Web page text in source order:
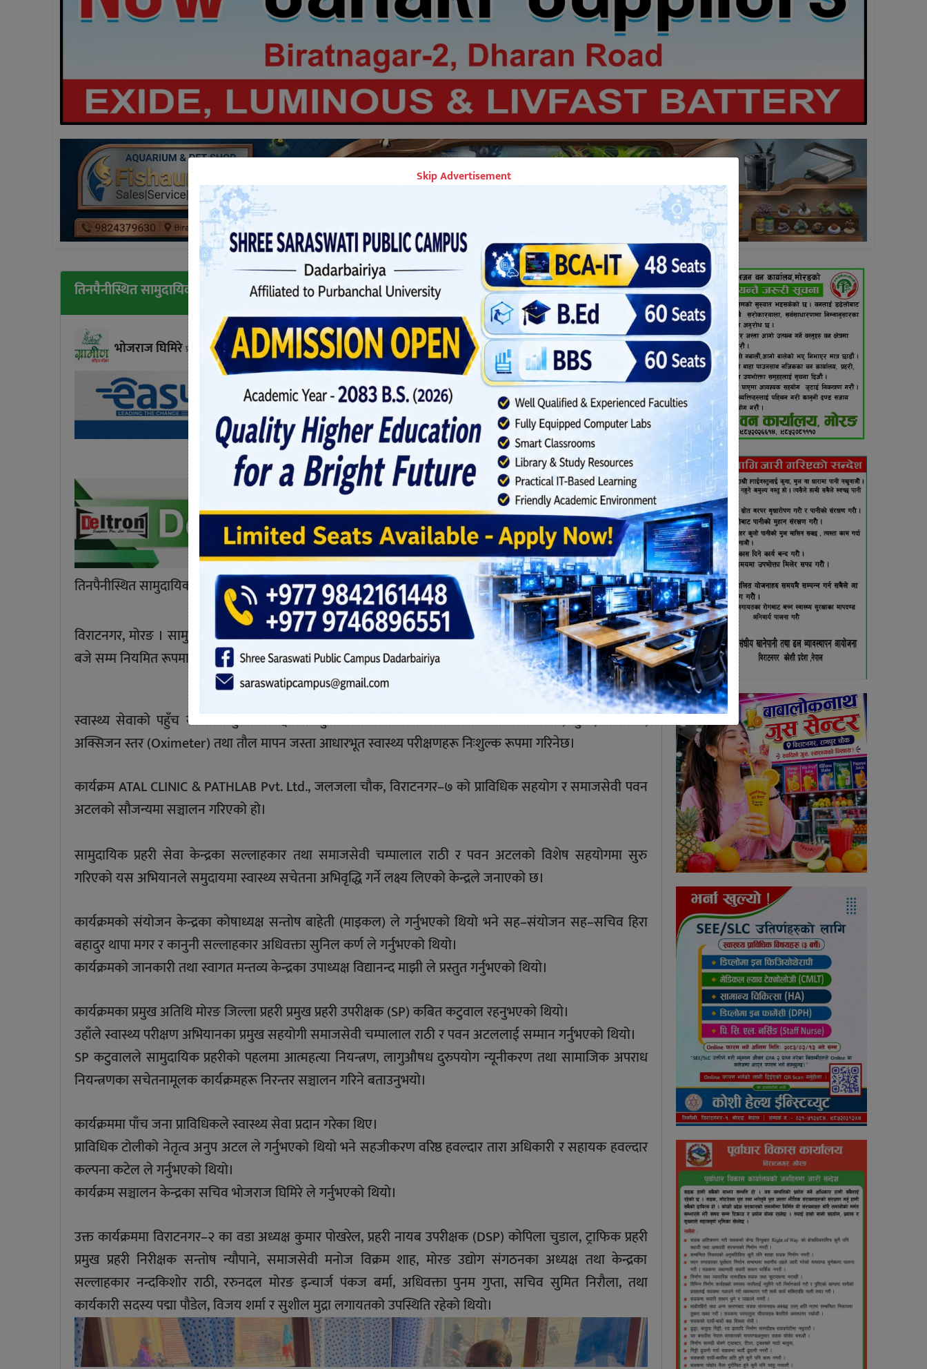
तिनपैनीस्थित सामुदायिक प्रहरीले सुरु गर्‍यो निःशुल्क स्वास्थ्य परीक्षण कार्यक्रम
भोजराज घिमिरेप्रकाशित शनिबार, कार्तिक २२, २०८२
तिनपैनीस्थित सामुदायिक प्रहरीले सुरु गर्‍यो निःशुल्क स्वास्थ्य परीक्षण कार्यक्रम
विराटनगर, मोरङ । सामुदायिक प्रहरी सेवा केन्द्र, तिनपैनी चोक, विराटनगर–२ को पहलमा प्रत्येक शनिबार बिहान ७ देखि ९
बजे सम्म नियमित रूपमा निःशुल्क स्वास्थ्य परीक्षण कार्यक्रम सञ्चालन हुने भएको छ।
स्वास्थ्य सेवाको पहुँच सबैसम्म पुर्‍याउने उद्देश्यले सुरु गरिएको यस कार्यक्रम अन्तर्गत उच्च रक्तचाप, सुगर, पल्स रेट,
अक्सिजन स्तर (Oximeter) तथा तौल मापन जस्ता आधारभूत स्वास्थ्य परीक्षणहरू निःशुल्क रूपमा गरिनेछ।
कार्यक्रम ATAL CLINIC & PATHLAB Pvt. Ltd., जलजला चौक, विराटनगर–७ को प्राविधिक सहयोग र समाजसेवी पवन
अटलको सौजन्यमा सञ्चालन गरिएको हो।
सामुदायिक प्रहरी सेवा केन्द्रका सल्लाहकार तथा समाजसेवी चम्पालाल राठी र पवन अटलको विशेष सहयोगमा सुरु
गरिएको यस अभियानले समुदायमा स्वास्थ्य सचेतना अभिवृद्धि गर्ने लक्ष्य लिएको केन्द्रले जनाएको छ।
कार्यक्रमको संयोजन केन्द्रका कोषाध्यक्ष सन्तोष बाहेती (माइकल) ले गर्नुभएको थियो भने सह–संयोजन सह–सचिव हिरा
बहादुर थापा मगर र कानुनी सल्लाहकार अधिवक्ता सुनिल कर्ण ले गर्नुभएको थियो।
कार्यक्रमको जानकारी तथा स्वागत मन्तव्य केन्द्रका उपाध्यक्ष विद्यानन्द माझी ले प्रस्तुत गर्नुभएको थियो।
कार्यक्रमका प्रमुख अतिथि मोरङ जिल्ला प्रहरी प्रमुख प्रहरी उपरीक्षक (SP) कबित कटुवाल रहनुभएको थियो।
उहाँले स्वास्थ्य परीक्षण अभियानका प्रमुख सहयोगी समाजसेवी चम्पालाल राठी र पवन अटललाई सम्मान गर्नुभएको थियो।
SP कटुवालले सामुदायिक प्रहरीको पहलमा आत्महत्या नियन्त्रण, लागुऔषध दुरुपयोग न्यूनीकरण तथा सामाजिक अपराध
नियन्त्रणका सचेतनामूलक कार्यक्रमहरू निरन्तर सञ्चालन गरिने बताउनुभयो।
कार्यक्रममा पाँच जना प्राविधिकले स्वास्थ्य सेवा प्रदान गरेका थिए।
प्राविधिक टोलीको नेतृत्व अनुप अटल ले गर्नुभएको थियो भने सहजीकरण वरिष्ठ हवल्दार तारा अधिकारी र सहायक हवल्दार
कल्पना कटेल ले गर्नुभएको थियो।
कार्यक्रम सञ्चालन केन्द्रका सचिव भोजराज घिमिरे ले गर्नुभएको थियो।
उक्त कार्यक्रममा विराटनगर–२ का वडा अध्यक्ष कुमार पोखरेल, प्रहरी नायब उपरीक्षक (DSP) कोपिला चुडाल, ट्राफिक प्रहरी
प्रमुख प्रहरी निरीक्षक सन्तोष न्यौपाने, समाजसेवी मनोज विक्रम शाह, मोरङ उद्योग संगठनका अध्यक्ष तथा केन्द्रका
सल्लाहकार नन्दकिशोर राठी, ररुनदल मोरङ इन्चार्ज पंकज बर्मा, अधिवक्ता पुनम गुप्ता, सचिव सुमित निरौला, तथा
कार्यकारी सदस्य पद्मा पौडेल, विजय शर्मा र सुशील मुद्रा लगायतको उपस्थिति रहेको थियो।
Skip Advertisement